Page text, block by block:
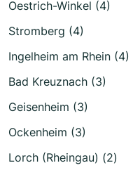
Oestrich-Winkel (4)
Stromberg (4)
Ingelheim am Rhein (4)
Bad Kreuznach (3)
Geisenheim (3)
Ockenheim (3)
Lorch (Rheingau) (2)